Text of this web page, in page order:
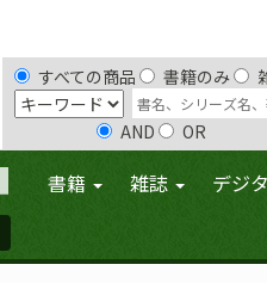
すべての商品 書籍のみ
AND OR
書籍 雑誌 デジ